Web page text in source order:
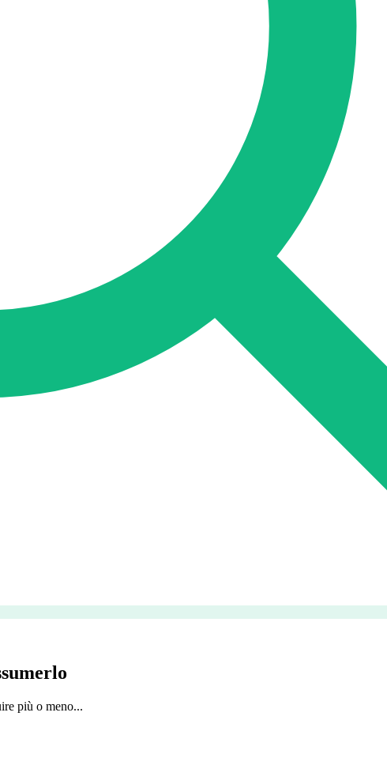
più o meno...